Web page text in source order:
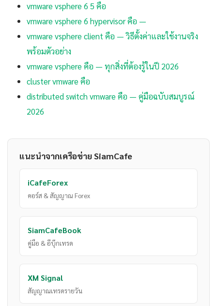
vmware vsphere 6 5 คือ
vmware vsphere 6 hypervisor คือ —
vmware vsphere client คือ — วิธีตั้งค่าและใช้งานจริง
พร้อมตัวอย่าง
vmware vsphere คือ — ทุกสิ่งที่ต้องรู้ในปี 2026
cluster vmware คือ
distributed switch vmware คือ — คู่มือฉบับสมบูรณ์
2026
แนะนำจากเครือข่าย SiamCafe
iCafeForex
คอร์ส & สัญญาณ Forex
SiamCafeBook
คู่มือ & อีบุ๊กเทรด
XM Signal
สัญญาณเทรดรายวัน